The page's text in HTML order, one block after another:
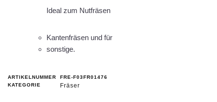
Ideal zum Nutfräsen
Kantenfräsen und für
sonstige.
ARTIKELNUMMER
FRE-F03FR01476
KATEGORIE
Fräser